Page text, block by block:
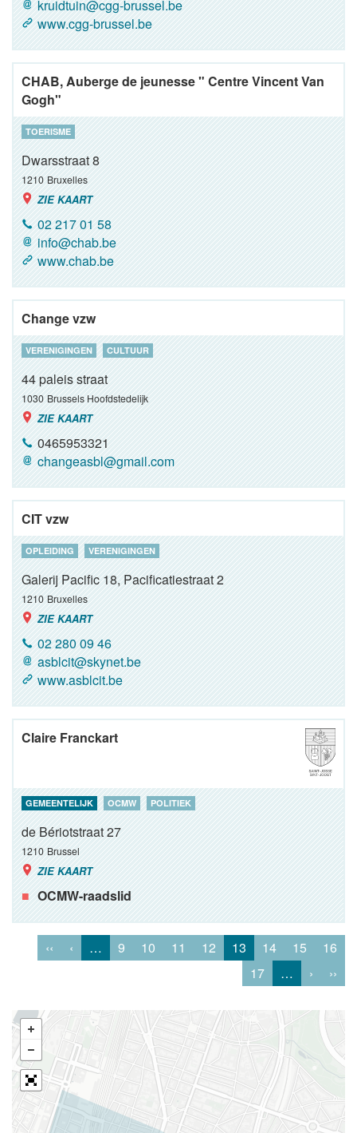
kruidtuin@cgg-brussel.be
www.cgg-brussel.be
CHAB, Auberge de jeunesse " Centre Vincent Van
Gogh"
TOERISME
Dwarsstraat 8
1210 Bruxelles
ZIE KAART
02 217 01 58
info@chab.be
www.chab.be
Change vzw
VERENIGINGEN CULTUUR
44 paleis straat
1030 Brussels Hoofdstedelijk
ZIE KAART
0465953321
changeasbl@gmail.com
CIT vzw
OPLEIDING VERENIGINGEN
Galerij Pacific 18, Pacificatiestraat 2
1210 Bruxelles
ZIE KAART
02 280 09 46
asblcit@skynet.be
www.asblcit.be
Claire Franckart
GEMEENTELIJK OCMW POLITIEK
de Bériotstraat 27
1210 Brussel
ZIE KAART
OCMW-raadslid
‹‹ ‹ … 9 10 11 12 13 14 15
16
17
… › ››